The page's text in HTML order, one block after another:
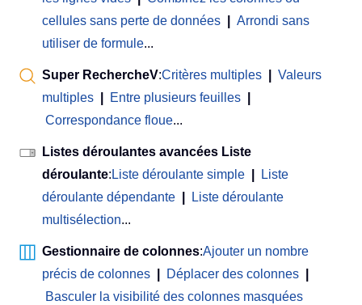
cellules sans perte de données
Arrondi sans
utiliser de formule...
Super RechercheV:Critères multiples
Valeurs
multiples
Entre plusieurs feuilles
Correspondance floue...
Listes déroulantes avancées Liste
déroulante: Liste déroulante simple
Liste
déroulante dépendante
Liste déroulante
multisélection...
Gestionnaire de colonnes:Ajouter un nombre
précis de colonnes
Déplacer des colonnes
Basculer la visibilité des colonnes masquées